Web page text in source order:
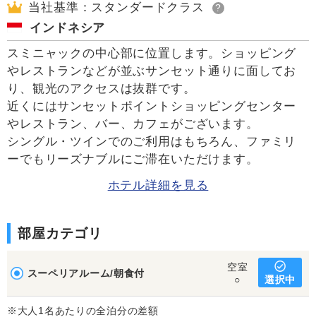
当社基準：スタンダードクラス ?
インドネシア
スミニャックの中心部に位置します。ショッピング
やレストランなどが並ぶサンセット通りに面してお
り、観光のアクセスは抜群です。
近くにはサンセットポイントショッピングセンター
やレストラン、バー、カフェがございます。
シングル・ツインでのご利用はもちろん、ファミリ
ーでもリーズナブルにご滞在いただけます。
ホテル詳細を見る
部屋カテゴリ
スーペリアルーム/朝食付
空室
○
選択中
※大人1名あたりの全泊分の差額